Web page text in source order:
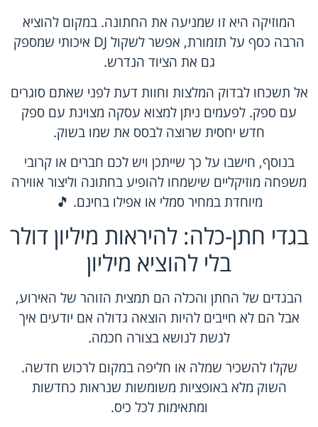
המוזיקה היא זו שמניעה את החתונה. במקום להוציא
הרבה כסף על תזמורת, אפשר לשקול DJ איכותי שמספק
גם את הציוד הנדרש.
אל תשכחו לבדוק המלצות וחוות דעת לפני שאתם סוגרים
עם ספק. לפעמים ניתן למצוא עסקה מצוינת עם ספק
חדש יחסית שרוצה לבסס את שמו בשוק.
בנוסף, חישבו על כך שייתכן ויש לכם חברים או קרובי
משפחה מוזיקליים שישמחו להופיע בחתונה וליצור אווירה
מיוחדת במחיר סמלי או אפילו בחינם. 🎵
בגדי חתן-כלה: להיראות מיליון דולר
בלי להוציא מיליון
הבגדים של החתן והכלה הם תמצית הזוהר של האירוע,
אבל הם לא חייבים להיות הוצאה גדולה אם יודעים איך
לגשת לנושא בצורה חכמה.
שקלו להשכיר שמלה או חליפה במקום לרכוש חדשה.
השוק מלא באופציות משומשות שנראות כחדשות
ומתאימות לכל כיס.